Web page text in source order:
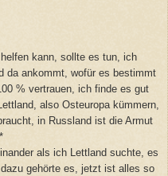
kann, sollte es tun, ich
da ankommt, wofür es bestimmt
% vertrauen, ich finde es gut
also Osteuropa kümmern,
in Russland ist die Armut
als ich Lettland suchte, es
gehörte es, jetzt ist alles so